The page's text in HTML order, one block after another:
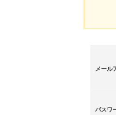
メール
パスワ